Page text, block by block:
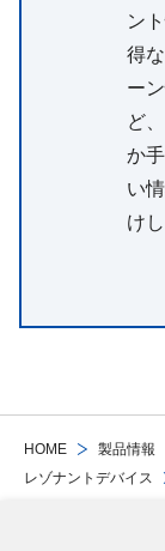
HOME 製品情報
レゾナントデバイス
ン
得
ー
ど
か
い
け